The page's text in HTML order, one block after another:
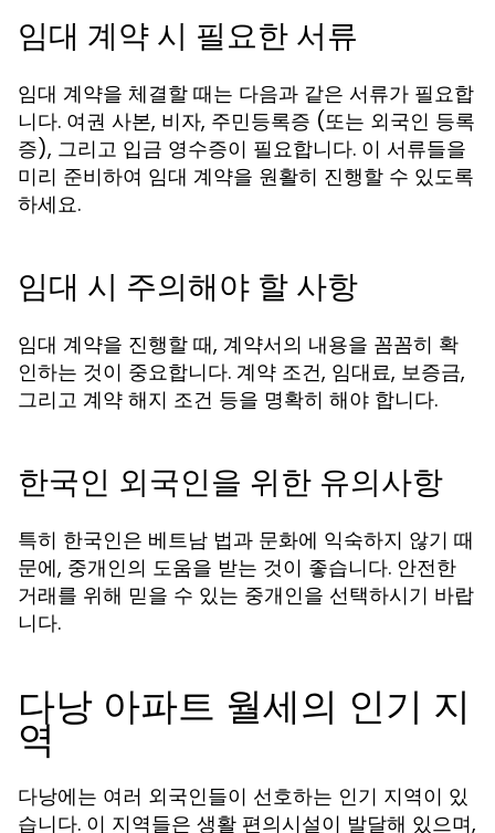
임대 계약 시 필요한 서류
임대 계약을 체결할 때는 다음과 같은 서류가 필요합
니다. 여권 사본, 비자, 주민등록증 (또는 외국인 등록
증), 그리고 입금 영수증이 필요합니다. 이 서류들을
미리 준비하여 임대 계약을 원활히 진행할 수 있도록
하세요.
임대 시 주의해야 할 사항
임대 계약을 진행할 때, 계약서의 내용을 꼼꼼히 확
인하는 것이 중요합니다. 계약 조건, 임대료, 보증금,
그리고 계약 해지 조건 등을 명확히 해야 합니다.
한국인 외국인을 위한 유의사항
특히 한국인은 베트남 법과 문화에 익숙하지 않기 때
문에, 중개인의 도움을 받는 것이 좋습니다. 안전한
거래를 위해 믿을 수 있는 중개인을 선택하시기 바랍
니다.
다낭 아파트 월세의 인기 지
역
다낭에는 여러 외국인들이 선호하는 인기 지역이 있
습니다. 이 지역들은 생활 편의시설이 발달해 있으며,